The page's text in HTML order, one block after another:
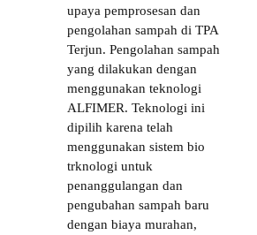
upaya pemprosesan dan
pengolahan sampah di TPA
Terjun. Pengolahan sampah
yang dilakukan dengan
menggunakan teknologi
ALFIMER. Teknologi ini
dipilih karena telah
menggunakan sistem bio
trknologi untuk
penanggulangan dan
pengubahan sampah baru
dengan biaya murahan,